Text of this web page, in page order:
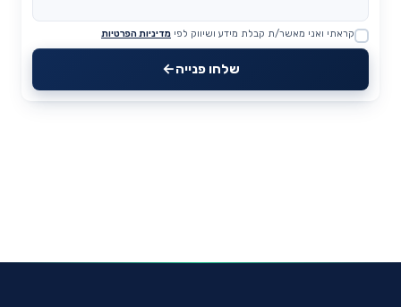
Website
קראתי ואני מאשר/ת קבלת מידע ושיווק לפי מדיניות הפרטיות
שלחו פנייה